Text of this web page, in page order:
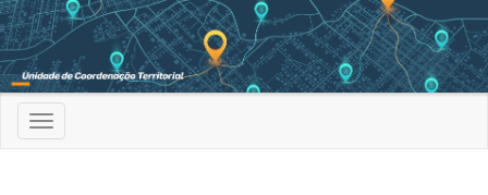
Toggle
navigation